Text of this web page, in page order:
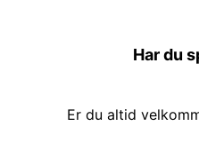
Har du
Er du altid